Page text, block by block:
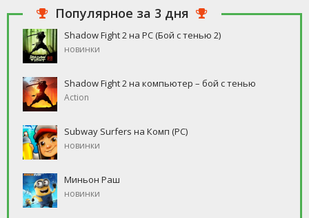
Популярное за 3 дня
Shadow Fight 2 на PC (Бой с тенью 2)
новинки
Shadow Fight 2 на компьютер – бой с тенью
Action
Subway Surfers на Комп (PC)
новинки
Миньон Раш
новинки